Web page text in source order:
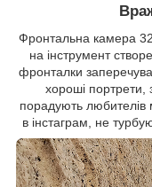
Фронтальна камера
на інструмент
фронталки
хороші портрети,
порадують любителів
в інстаграм, не